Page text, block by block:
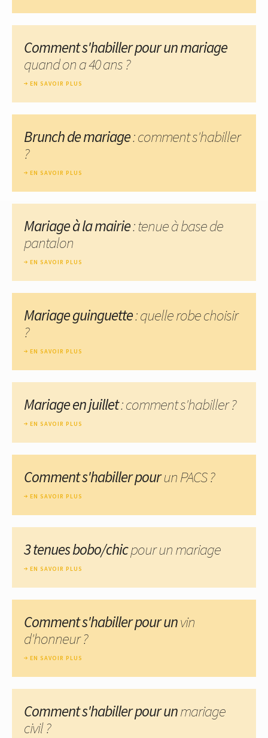
Comment s'habiller pour un mariage
quand on a 40 ans ?
EN SAVOIR PLUS
Brunch de mariage: comment s'habiller
?
EN SAVOIR PLUS
Mariage à la mairie: tenue à base de
pantalon
EN SAVOIR PLUS
Mariage guinguette: quelle robe choisir
?
EN SAVOIR PLUS
Mariage en juillet: comment s'habiller ?
EN SAVOIR PLUS
Comment s'habiller pourun PACS ?
EN SAVOIR PLUS
3 tenues bobo/chicpour un mariage
EN SAVOIR PLUS
Comment s'habiller pour unvin
d'honneur ?
EN SAVOIR PLUS
Comment s'habiller pour unmariage
civil ?